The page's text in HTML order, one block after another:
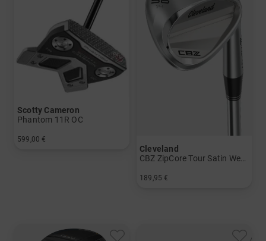
Scotty Cameron
Phantom 11R OC
599,00 €
Cleveland
189,95 €